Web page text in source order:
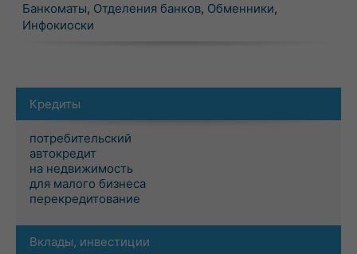
Банкоматы, Отделения банков, Обменники,
Инфокиоски
Кредиты
потребительский
автокредит
на недвижимость
для малого бизнеса
перекредитование
Вклады, инвестиции